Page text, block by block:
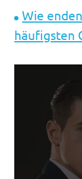
Wie
häufigsten